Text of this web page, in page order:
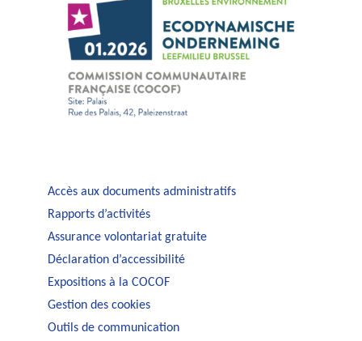
Accès aux documents administratifs
Rapports d’activités
Assurance volontariat gratuite
Déclaration d’accessibilité
Expositions à la COCOF
Gestion des cookies
Outils de communication